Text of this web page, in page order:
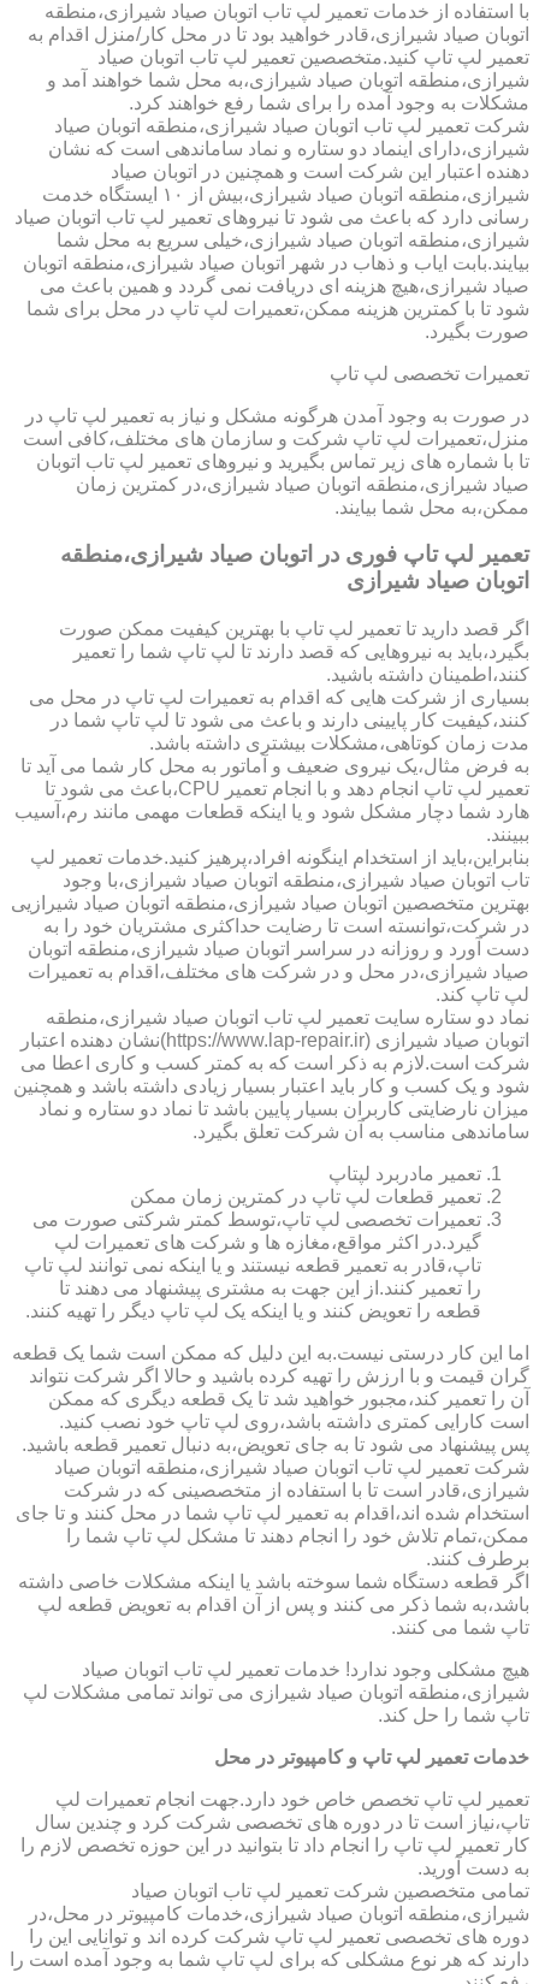
با استفاده از خدمات تعمیر لپ تاب اتوبان صیاد شیرازی،منطقه
اتوبان صیاد شیرازی،قادر خواهید بود تا در محل کار/منزل اقدام به
تعمیر لپ تاپ کنید.متخصصین تعمیر لپ تاب اتوبان صیاد
شیرازی،منطقه اتوبان صیاد شیرازی،به محل شما خواهند آمد و
مشکلات به وجود آمده را برای شما رفع خواهند کرد.
شرکت تعمیر لپ تاب اتوبان صیاد شیرازی،منطقه اتوبان صیاد
شیرازی،دارای اینماد دو ستاره و نماد ساماندهی است که نشان
دهنده اعتبار این شرکت است و همچنین در اتوبان صیاد
شیرازی،منطقه اتوبان صیاد شیرازی،بیش از ۱۰ ایستگاه خدمت
رسانی دارد که باعث می شود تا نیروهای تعمیر لپ تاب اتوبان صیاد
شیرازی،منطقه اتوبان صیاد شیرازی،خیلی سریع به محل شما
بیایند.بابت ایاب و ذهاب در شهر اتوبان صیاد شیرازی،منطقه اتوبان
صیاد شیرازی،هیچ هزینه ای دریافت نمی گردد و همین باعث می
شود تا با کمترین هزینه ممکن،تعمیرات لپ تاپ در محل برای شما
صورت بگیرد.
تعمیرات تخصصی لپ تاپ
در صورت به وجود آمدن هرگونه مشکل و نیاز به تعمیر لپ تاپ در
منزل،تعمیرات لپ تاپ شرکت و سازمان های مختلف،کافی است
تا با شماره های زیر تماس بگیرید و نیروهای تعمیر لپ تاب اتوبان
صیاد شیرازی،منطقه اتوبان صیاد شیرازی،در کمترین زمان
ممکن،به محل شما بیایند.
تعمیر لپ تاپ فوری در اتوبان صیاد شیرازی،منطقه
اتوبان صیاد شیرازی
اگر قصد دارید تا تعمیر لپ تاپ با بهترین کیفیت ممکن صورت
بگیرد،باید به نیروهایی که قصد دارند تا لپ تاپ شما را تعمیر
کنند،اطمینان داشته باشید.
بسیاری از شرکت هایی که اقدام به تعمیرات لپ تاپ در محل می
کنند،کیفیت کار پایینی دارند و باعث می شود تا لپ تاپ شما در
مدت زمان کوتاهی،مشکلات بیشتری داشته باشد.
به فرض مثال،یک نیروی ضعیف و آماتور به محل کار شما می آید تا
تعمیر لپ تاپ انجام دهد و با انجام تعمیر CPU،باعث می شود تا
هارد شما دچار مشکل شود و یا اینکه قطعات مهمی مانند رم،آسیب
ببینند.
بنابراین،باید از استخدام اینگونه افراد،پرهیز کنید.خدمات تعمیر لپ
تاب اتوبان صیاد شیرازی،منطقه اتوبان صیاد شیرازی،با وجود
بهترین متخصصین اتوبان صیاد شیرازی،منطقه اتوبان صیاد شیرازیی
در شرکت،توانسته است تا رضایت حداکثری مشتریان خود را به
دست آورد و روزانه در سراسر اتوبان صیاد شیرازی،منطقه اتوبان
صیاد شیرازی،در محل و در شرکت های مختلف،اقدام به تعمیرات
لپ تاپ کند.
نماد دو ستاره سایت تعمیر لپ تاب اتوبان صیاد شیرازی،منطقه
اتوبان صیاد شیرازی (https://www.lap-repair.ir)نشان دهنده اعتبار
شرکت است.لازم به ذکر است که به کمتر کسب و کاری اعطا می
شود و یک کسب و کار باید اعتبار بسیار زیادی داشته باشد و همچنین
میزان نارضایتی کاربران بسیار پایین باشد تا نماد دو ستاره و نماد
ساماندهی مناسب به آن شرکت تعلق بگیرد.
تعمیر مادربرد لپتاپ
تعمیر قطعات لپ تاپ در کمترین زمان ممکن
تعمیرات تخصصی لپ تاپ،توسط کمتر شرکتی صورت می
گیرد.در اکثر مواقع،مغازه ها و شرکت های تعمیرات لپ
تاپ،قادر به تعمیر قطعه نیستند و یا اینکه نمی توانند لپ تاپ
را تعمیر کنند.از این جهت به مشتری پیشنهاد می دهند تا
قطعه را تعویض کنند و یا اینکه یک لپ تاپ دیگر را تهیه کنند.
اما این کار درستی نیست.به این دلیل که ممکن است شما یک قطعه
گران قیمت و با ارزش را تهیه کرده باشید و حالا اگر شرکت نتواند
آن را تعمیر کند،مجبور خواهید شد تا یک قطعه دیگری که ممکن
است کارایی کمتری داشته باشد،روی لپ تاپ خود نصب کنید.
پس پیشنهاد می شود تا به جای تعویض،به دنبال تعمیر قطعه باشید.
شرکت تعمیر لپ تاب اتوبان صیاد شیرازی،منطقه اتوبان صیاد
شیرازی،قادر است تا با استفاده از متخصصینی که در شرکت
استخدام شده اند،اقدام به تعمیر لپ تاپ شما در محل کنند و تا جای
ممکن،تمام تلاش خود را انجام دهند تا مشکل لپ تاپ شما را
برطرف کنند.
اگر قطعه دستگاه شما سوخته باشد یا اینکه مشکلات خاصی داشته
باشد،به شما ذکر می کنند و پس از آن اقدام به تعویض قطعه لپ
تاپ شما می کنند.
هیچ مشکلی وجود ندارد! خدمات تعمیر لپ تاب اتوبان صیاد
شیرازی،منطقه اتوبان صیاد شیرازی می تواند تمامی مشکلات لپ
تاپ شما را حل کند.
خدمات تعمیر لپ تاپ و کامپیوتر در محل
تعمیر لپ تاپ تخصص خاص خود دارد.جهت انجام تعمیرات لپ
تاپ،نیاز است تا در دوره های تخصصی شرکت کرد و چندین سال
کار تعمیر لپ تاپ را انجام داد تا بتوانید در این حوزه تخصص لازم را
به دست آورید.
تمامی متخصصین شرکت تعمیر لپ تاب اتوبان صیاد
شیرازی،منطقه اتوبان صیاد شیرازی،خدمات کامپیوتر در محل،در
دوره های تخصصی تعمیر لپ تاپ شرکت کرده اند و توانایی این را
دارند که هر نوع مشکلی که برای لپ تاپ شما به وجود آمده است را